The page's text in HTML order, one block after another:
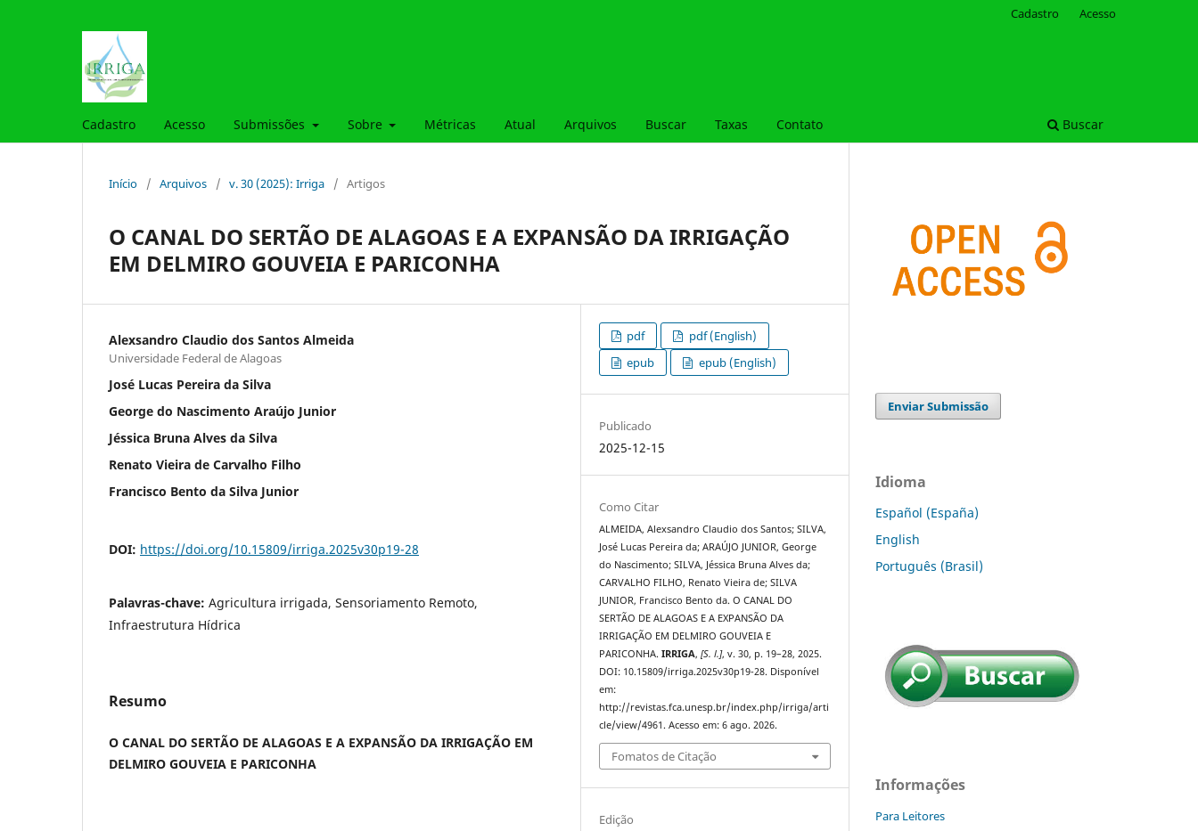
Cadastro Acesso Submissões Sobre Métricas Atual Arquivos Buscar Taxas Contato Buscar
Cadastro Acesso
Início / Arquivos / v. 30 (2025): Irriga / Artigos
O CANAL DO SERTÃO DE ALAGOAS E A EXPANSÃO DA IRRIGAÇÃO
EM DELMIRO GOUVEIA E PARICONHA
Alexsandro Claudio dos Santos Almeida
Universidade Federal de Alagoas
José Lucas Pereira da Silva
George do Nascimento Araújo Junior
Jéssica Bruna Alves da Silva
Renato Vieira de Carvalho Filho
Francisco Bento da Silva Junior
DOI: https://doi.org/10.15809/irriga.2025v30p19-28
Palavras-chave: Agricultura irrigada, Sensoriamento Remoto,
Infraestrutura Hídrica
Resumo
O CANAL DO SERTÃO DE ALAGOAS E A EXPANSÃO DA IRRIGAÇÃO EM
DELMIRO GOUVEIA E PARICONHA
pdf
pdf (English)
epub
epub (English)
Publicado
2025-12-15
Como Citar
ALMEIDA, Alexsandro Claudio dos Santos; SILVA,
José Lucas Pereira da; ARAÚJO JUNIOR, George
do Nascimento; SILVA, Jéssica Bruna Alves da;
CARVALHO FILHO, Renato Vieira de; SILVA
JUNIOR, Francisco Bento da. O CANAL DO
SERTÃO DE ALAGOAS E A EXPANSÃO DA
IRRIGAÇÃO EM DELMIRO GOUVEIA E
PARICONHA.IRRIGA,[S. l.], v. 30, p. 19–28, 2025.
DOI: 10.15809/irriga.2025v30p19-28. Disponível
em:
http://revistas.fca.unesp.br/index.php/irriga/arti
cle/view/4961. Acesso em: 6 ago. 2026.
Fomatos de Citação
Edição
Enviar Submissão
Idioma
Español (España)
English
Português (Brasil)
Informações
Para Leitores